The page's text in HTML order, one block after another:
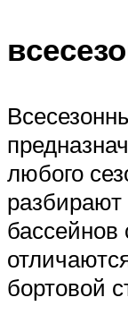
любого
бассейнов
бортовой